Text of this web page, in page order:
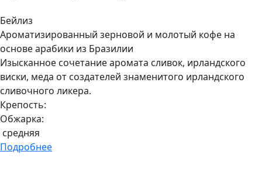
Бейлиз
Ароматизированный зерновой и молотый кофе на
основе арабики из Бразилии
Изысканное сочетание аромата сливок, ирландского
виски, меда от создателей знаменитого ирландского
сливочного ликера.
Крепость:
Обжарка:
средняя
Подробнее